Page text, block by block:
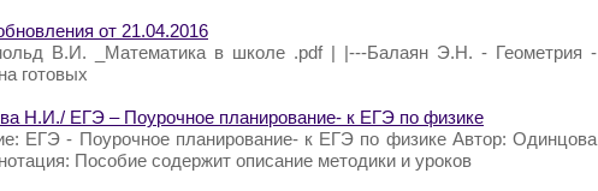
от 21.04.2016
В.И. _Математика в школе .pdf | |---Балаян Э.Н. - Геометрия -
готовых
Н.И./ ЕГЭ – Поурочное планирование- к ЕГЭ по физике
ЕГЭ - Поурочное планирование- к ЕГЭ по физике Автор: Одинцова
Пособие содержит описание методики и уроков